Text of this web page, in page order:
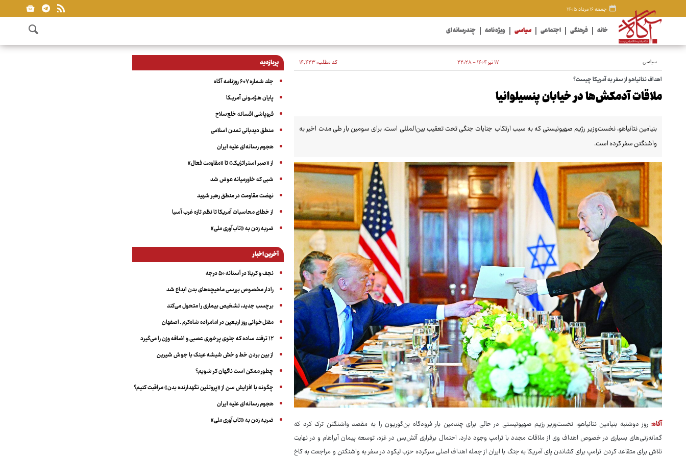
جمعه ۱۶ مرداد ۱۴۰۵
خانه فرهنگی اجتماعی سیاسی ویژه نامه چندرسانه ای
سیاسی ۱۷ تیر ۱۴۰۴ - ۲۲:۲۸ کد مطلب:۱۴٬۴۲۳
اهداف نتانیاهو از سفر به آمریکا چیست؟
ملاقات آدمکش‌ها در خیابان پنسیلوانیا
بنیامین نتانیاهو، نخست‌وزیر رژیم صهیونیستی که به سبب ارتکاب جنایات جنگی تحت تعقیب بین‌المللی است، برای سومین بار طی مدت اخیر به
واشنگتن سفر کرده است.
آگاه: روز دوشنبه بنیامین نتانیاهو، نخست‌وزیر رژیم صهیونیستی در حالی برای چندمین بار فرودگاه بن‌گوریون را به مقصد واشنگتن ترک کرد که
گمانه‌زنی‌های بسیاری در خصوص اهداف وی از ملاقات مجدد با ترامپ وجود دارد. احتمال برقراری آتش‌بس در غزه، توسعه پیمان آبراهام و در نهایت
تلاش برای متقاعد کردن ترامپ برای کشاندن پای آمریکا به جنگ با ایران از جمله اهداف اصلی سرکرده حزب لیکود در سفر به واشنگتن و مراجعت به کاخ
پربازدید
جلد شماره ۶۰۷ روزنامه آگاه
پایان هـژمـونی آمریـکا
فروپاشی افسانه خلع‌سلاح
منطق دیدبانی تمدن اسلامی
هجوم رسانه‌ای علیه ایران
از «صبر استراتژیک» تا «مقاومت فعال»
شبی که خاورمیانه عوض شد
نهضت مقاومت در منطق رهبر شهید
از خطای محاسبات آمریکا تا نظم تازه غرب آسیا
ضربه زدن به «تاب‌آوری ملی»
آخرین اخبار
نجف و کربلا در آستانه ۵۰ درجه
رادار مخصوص بررسی ماهیچه‌های بدن ابداع شد
برچسب جدید، تشخیص بیماری را متحول می‌کند
مقتل‌خوانی روز اربعین در امامزاده شاه‌کرم ـ اصفهان
۱۲ ترفند ساده که جلوی پرخوری عصبی و اضافه ‌وزن را می‌گیرد
از بین بردن خط و خش شیشه عینک با جوش شیرین
چطور ممکن است ناگهان کر شویم؟
چگونه با افزایش سن از «پروتئین نگهدارنده بدن» مراقبت کنیم؟
هجوم رسانه‌ای علیه ایران
ضربه زدن به «تاب‌آوری ملی»